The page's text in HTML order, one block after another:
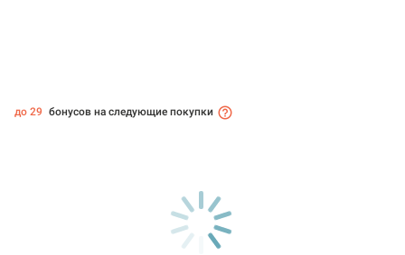
до 29 бонусов на следующие покупки